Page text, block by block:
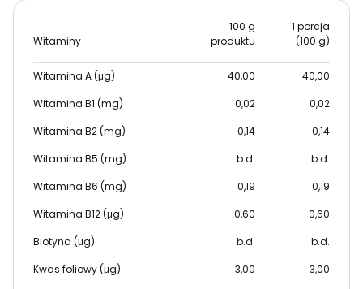
Witaminy
100 g
produktu
1 porcja
(100 g)
Witamina A (μg) 40,00
40,00
Witamina B1 (mg)
0,02
0,02
Witamina B2 (mg)
0,14
0,14
Witamina B5 (mg)
b.d.
b.d.
Witamina B6 (mg)
0,19
0,19
Witamina B12 (μg)
0,60
0,60
Biotyna (μg)
b.d.
b.d.
Kwas foliowy (μg)
3,00
3,00